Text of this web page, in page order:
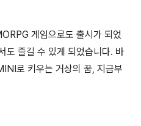
게임으로도 출시가 되었
도 즐길 수 있게 되었습니다. 바
로 키우는 거상의 꿈, 지금부